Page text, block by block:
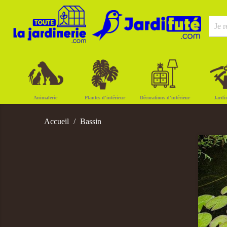
Animalerie Plantes d'intérieur Décorations d'intérieur
Accueil Bassin